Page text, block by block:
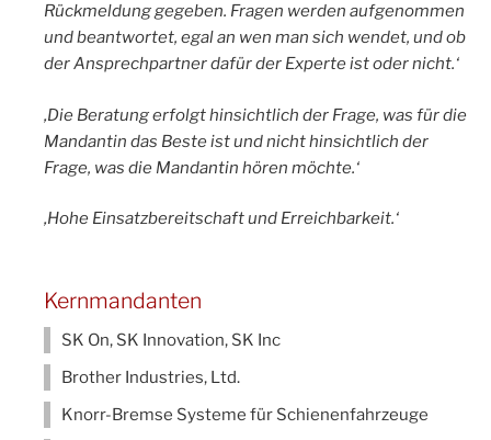
Rückmeldung gegeben. Fragen werden aufgenommen
und beantwortet, egal an wen man sich wendet, und ob
der Ansprechpartner dafür der Experte ist oder nicht.‘
‚Die Beratung erfolgt hinsichtlich der Frage, was für die
Mandantin das Beste ist und nicht hinsichtlich der
Frage, was die Mandantin hören möchte.‘
‚Hohe Einsatzbereitschaft und Erreichbarkeit.‘
Kernmandanten
SK On, SK Innovation, SK Inc
Brother Industries, Ltd.
Knorr-Bremse Systeme für Schienenfahrzeuge